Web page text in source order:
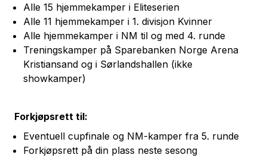
Alle 15 hjemmekamper i Eliteserien
Alle 11 hjemmekamper i 1. divisjon Kvinner
Alle hjemmekamper i NM til og med 4. runde
Treningskamper på Sparebanken Norge Arena
Kristiansand og i Sørlandshallen (ikke
showkamper)
Forkjøpsrett til:
Eventuell cupfinale og NM-kamper fra 5. runde
Forkjøpsrett på din plass neste sesong